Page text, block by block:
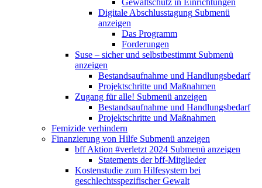
Gewaltschutz in Einrichtungen
Digitale Abschlusstagung Submenü
anzeigen
Das Programm
Forderungen
Suse – sicher und selbstbestimmt Submenü
anzeigen
Bestandsaufnahme und Handlungsbedarf
Projektschritte und Maßnahmen
Zugang für alle! Submenü anzeigen
Bestandsaufnahme und Handlungsbedarf
Projektschritte und Maßnahmen
Femizide verhindern
Finanzierung von Hilfe Submenü anzeigen
bff Aktion #verletzt 2024 Submenü anzeigen
Statements der bff-Mitglieder
Kostenstudie zum Hilfesystem bei
geschlechtsspezifischer Gewalt